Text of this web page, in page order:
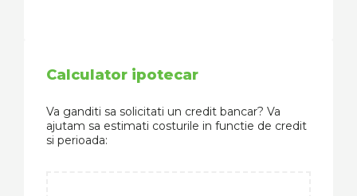
Calculator ipotecar
Va ganditi sa solicitati un credit bancar? Va
ajutam sa estimati costurile in functie de credit
si perioada: